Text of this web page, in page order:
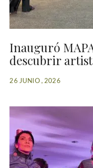
Inauguró
descubrir
26 JUNIO , 2026